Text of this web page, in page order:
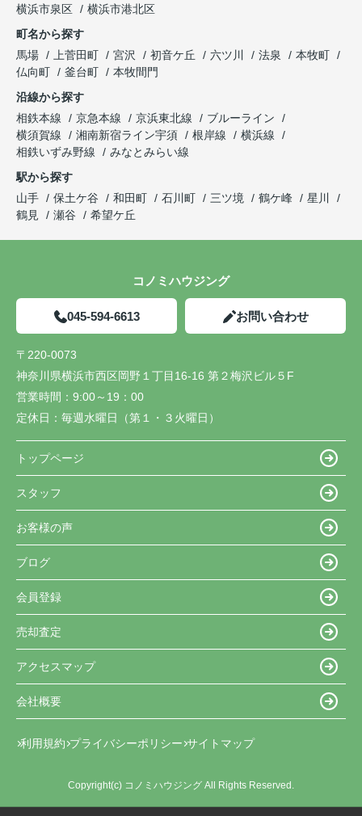
横浜市泉区
横浜市港北区
町名から探す
馬場
上菅田町 宮沢 初音ケ丘 六ツ川 法泉
本牧町
仏向町
釜台町
本牧間門
沿線から探す
相鉄本線
京急本線 京浜東北線
ブルーライン
横須賀線
湘南新宿ライン宇須 根岸線
横浜線
相鉄いずみ野線
みなとみらい線
駅から探す
山手
保土ケ谷 和田町 石川町 三ツ境 鶴ケ峰
星川
鶴見
瀬谷 希望ケ丘
コノミハウジング
045-594-6613 お問い合わせ
〒220-0073
神奈川県横浜市西区岡野１丁目16-16 第２梅沢ビル５F
営業時間： 9:00～19：00
定休日： 毎週水曜日（第１・３火曜日）
トップページ
スタッフ
お客様の声
ブログ
会員登録
売却査定
アクセスマップ
会社概要
利用規約 プライバシーポリシー サイトマップ
Copyright(c) コノミハウジング All Rights Reserved.